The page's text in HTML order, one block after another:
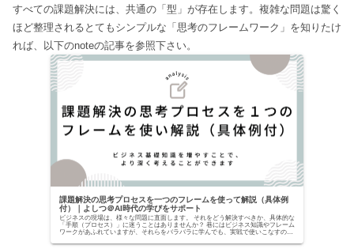
すべての課題解決には、共通の「型」が存在します。複雑な問題は驚く
ほど整理されるとてもシンプルな「思考のフレームワーク」を知りたけ
れば、以下のnoteの記事を参照下さい。
課題解決の思考プロセスを一つのフレームを使って解説（具体例
付）｜よしつ＠AI時代の学びをサポート
ビジネスの現場は、様々な問題に直面します。 それをどう解決すべきか、具体的な
「手順（プロセス）」に迷うことはありませんか？ 巷にはビジネス知識やフレーム
ワークがあふれていますが、それらをバラバラに学んでも、実戦で使いこなすのは